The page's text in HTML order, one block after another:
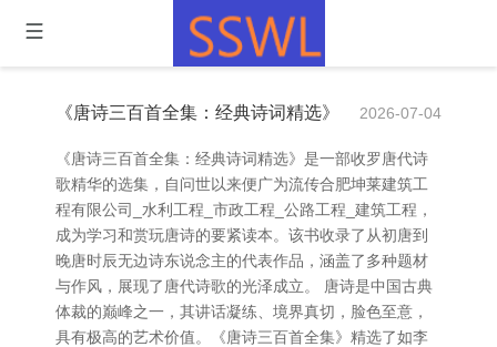
《唐诗三百首全集：经典诗词精选》 2026-07-04
《唐诗三百首全集：经典诗词精选》是一部收罗唐代诗
歌精华的选集，自问世以来便广为流传合肥坤莱建筑工
程有限公司_水利工程_市政工程_公路工程_建筑工程，
成为学习和赏玩唐诗的要紧读本。该书收录了从初唐到
晚唐时辰无边诗东说念主的代表作品，涵盖了多种题材
与作风，展现了唐代诗歌的光泽成立。 唐诗是中国古典
体裁的巅峰之一，其讲话凝练、境界真切，脸色至意，
具有极高的艺术价值。《唐诗三百首全集》精选了如李